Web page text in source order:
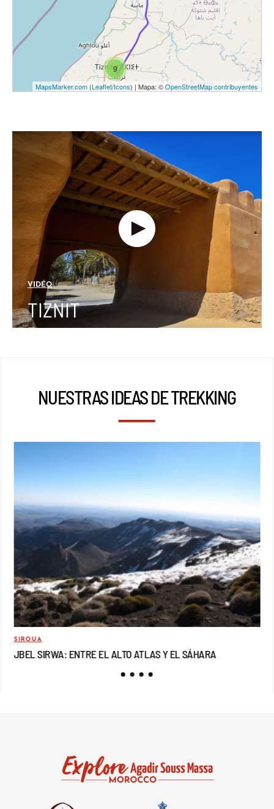
9
MapsMarker.com (Leaflet/Icons) | Mapa: ©OpenStreetMap contribuyentes
VIDÉO
TIZNIT
NUESTRAS IDEAS DE TREKKING
SIROUA
JBEL SIRWA: ENTRE EL ALTO ATLAS Y EL SÁHARA